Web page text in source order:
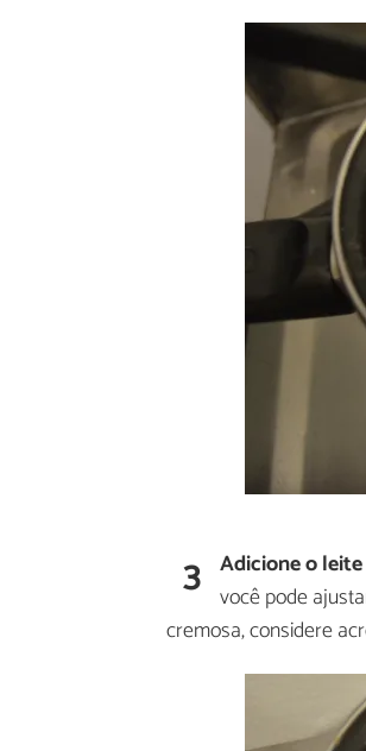
3 Adicione o
você pode
cremosa, considere